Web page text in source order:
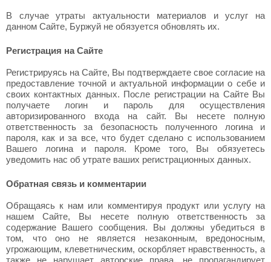
В случае утраты актуальности материалов и услуг на
данном Сайте, Буржуй не обязуется обновлять их.
Регистрация на Сайте
Регистрируясь на Сайте, Вы подтверждаете свое согласие на
предоставление точной и актуальной информации о себе и
своих контактных данных. После регистрации на Сайте Вы
получаете логин и пароль для осуществления
авторизированного входа на сайт. Вы несете полную
ответственность за безопасность полученного логина и
пароля, как и за все, что будет сделано с использованием
Вашего логина и пароля. Кроме того, Вы обязуетесь
уведомить нас об утрате ваших регистрационных данных.
Обратная связь и комментарии
Обращаясь к нам или комментируя продукт или услугу на
нашем Сайте, Вы несете полную ответственность за
содержание Вашего сообщения. Вы должны убедиться в
том, что оно не является незаконным, вредоносным,
угрожающим, клеветническим, оскорбляет нравственность, а
также не нарушает авторские права, не пропагандирует